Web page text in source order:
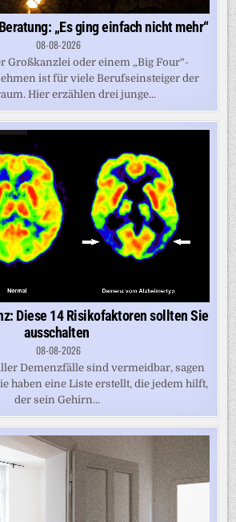
„Es ging einfach nicht mehr“
08-08-2026
Großkanzlei oder einem „Big Four“-
ist für viele Berufseinsteiger der
Hier erzählen drei junge...
Diese 14 Risikofaktoren sollten Sie
ausschalten
08-08-2026
Demenzfälle sind vermeidbar, sagen
haben eine Liste erstellt, die jedem hilft,
der sein Gehirn...